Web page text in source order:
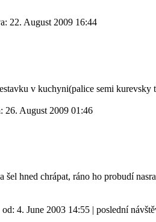
22. August 2009 16:44
v kuchyni(palice semi
26. August 2009 01:46
hned chrápat, ráno ho probudí
od: 4. June 2003 14:55 | poslední